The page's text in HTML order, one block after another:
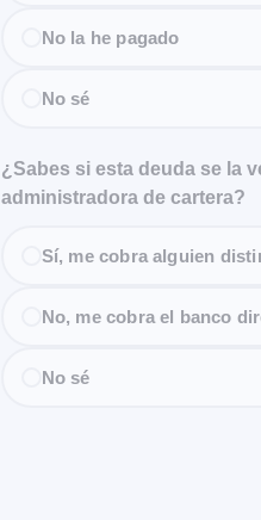
No la he pagado
No sé
¿Sabes si esta deuda se la
administradora de cartera?
Sí, me cobra alguien
No, me cobra el banco
No sé